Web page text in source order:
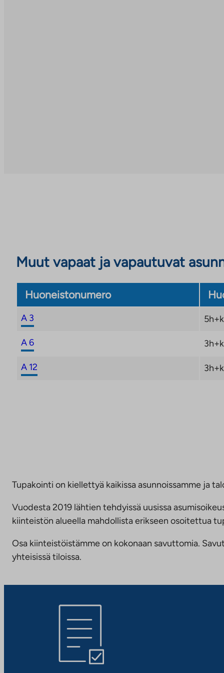
Muut vapaat ja vapautuvat
Huoneistonumero
A 3
A 6
A 12
Tupakointi on kiellettyä kaikissa asunnoissamme ja
Vuodesta 2019 lähtien tehdyissä uusissa
kiinteistön alueella mahdollista erikseen osoitettua
Osa kiinteistöistämme on kokonaan savuttomia.
yhteisissä tiloissa.